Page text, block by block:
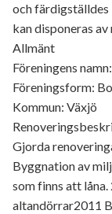
och färdigställdes
kan disponeras
Allmänt
Föreningens
Föreningsform:
Kommun: Växjö
Gjorda
Byggnation av
som finns att
altandörrar2011